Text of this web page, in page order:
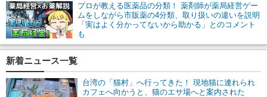
プロが教える医薬品の分類！ 薬剤師が薬局経営ゲー
ムをしながら市販薬の4分類、取り扱いの違いを説明
「実はよく分かってないから助かる」とのコメント
も
新着ニュース一覧
台湾の「猫村」へ行ってきた！ 現地猫に連れられ
カフェへ向かうと、猫のエサ場へと案内された